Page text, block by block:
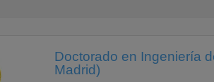
Doctorado en Ingeniería
Madrid)